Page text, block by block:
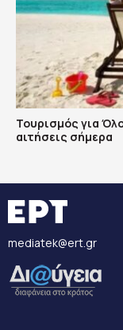
Τουρισμός για
αιτήσεις σήμερα
mediatek@ert.gr